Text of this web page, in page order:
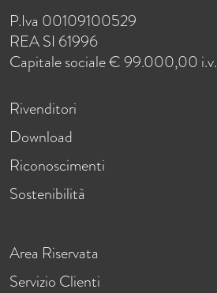
P.Iva 00109100529
REA SI 61996
Capitale sociale € 99.000,00 i.v.
Rivenditori
Download
Riconoscimenti
Sostenibilità
Area Riservata
Servizio Clienti